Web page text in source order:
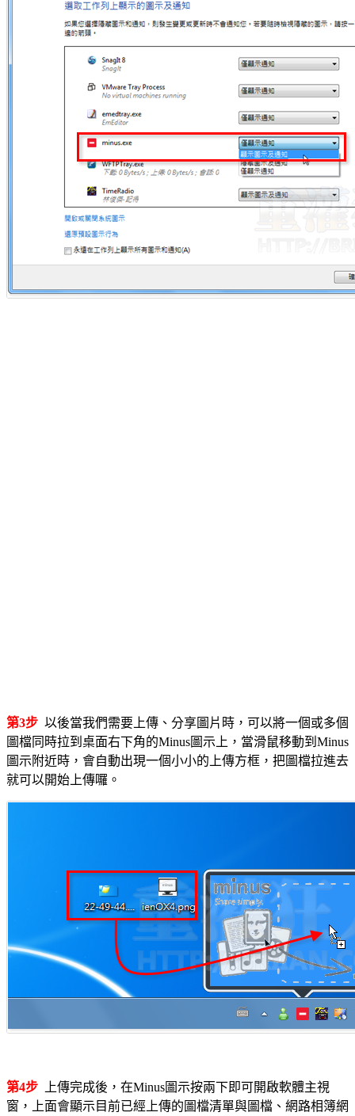
第3步 以後當我們需要上傳、分享圖片時，可以將一個或多個
圖檔同時拉到桌面右下角的Minus圖示上，當滑鼠移動到Minus
圖示附近時，會自動出現一個小小的上傳方框，把圖檔拉進去
就可以開始上傳囉。
第4步 上傳完成後，在Minus圖示按兩下即可開啟軟體主視
窗，上面會顯示目前已經上傳的圖檔清單與圖檔、網路相簿網